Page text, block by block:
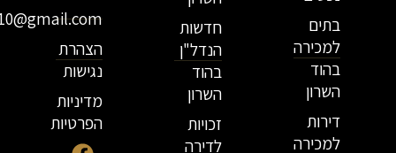
בתים
למכירה
בהוד
השרון
דירות
למכירה
חדשות
הנדל"ן
בהוד
השרון
זכויות
לדירה
הצהרת
נגישות
מדיניות
הפרטיות